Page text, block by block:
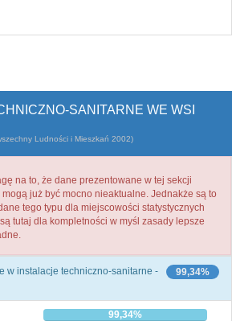
SANITARNE WE WSI
Ludności i Mieszkań 2002)
na to, że dane prezentowane w tej sekcji
mogą już być mocno nieaktualne. Jednakże są to
tego typu dla miejscowości statystycznych
tutaj dla kompletności w myśl zasady lepsze
99,34%
w instalacje techniczno-sanitarne -
99,34%